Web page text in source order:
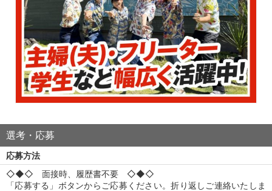
選考・応募
応募方法
◇◆◇ 面接時、履歴書不要 ◇◆◇
「応募する」ボタンからご応募ください。折り返しご連絡いたしま